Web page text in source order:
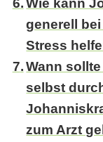
generell
Stress
Wann
selbst
zum Arzt